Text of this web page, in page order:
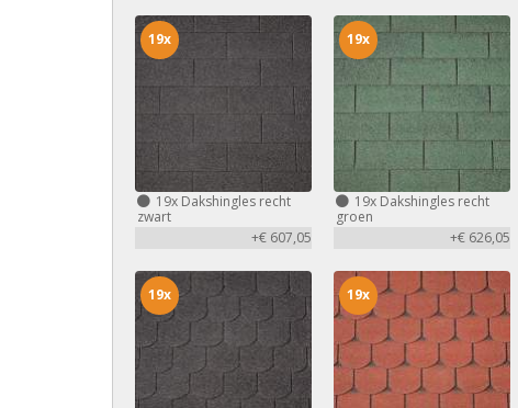
19x Dakshingles recht
zwart
+€ 607,05
19x
19xDakshingles recht
groen
+€ 626,05
19x
19x 19x